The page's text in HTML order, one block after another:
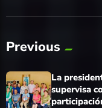
Previous
La
supervisa